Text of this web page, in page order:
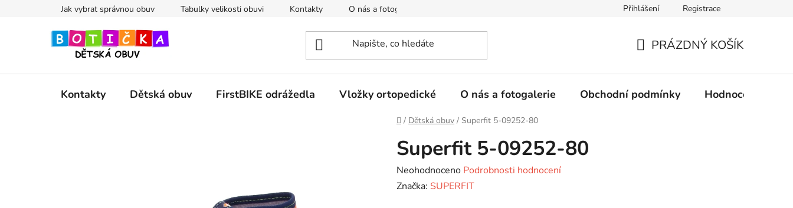
Jak vybrat správnou obuv Tabulky velikosti obuvi Kontakty O nás a fotogalerie Ochrana osobních údajů
Přihlášení Registrace
KOŠÍK
PRÁZDNÝ KOŠÍK
Kontakty Dětská obuv FirstBIKE odrážedla Vložky ortopedické O nás a fotogalerie Obchodní podmínky Hodnocení
Domů
/ Dětská obuv / Superfit 5-09252-80
Superfit 5-09252-80
Průměrné
hodnocení
Neohodnoceno Podrobnosti hodnocení
Značka: SUPERFIT